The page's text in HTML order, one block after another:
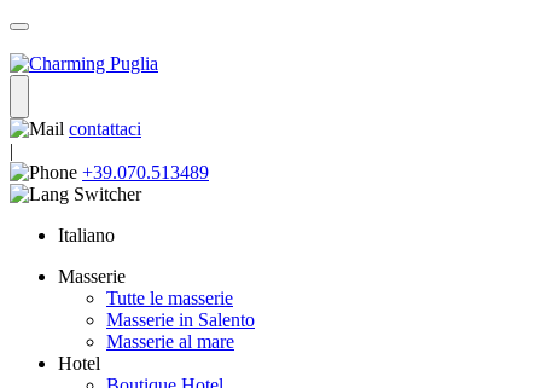
contattaci
|
+39.070.513489
Italiano
Masserie
Tutte le masserie
Masserie in Salento
Masserie al mare
Hotel